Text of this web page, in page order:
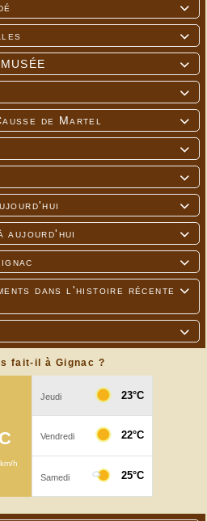





de Martel




aujourd'hui


dans l'histoire récente

fait-il à Gignac ?